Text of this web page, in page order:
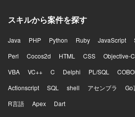
スキルから案件を探す
Java PHP Python Ruby JavaScript
Perl
Cocos2d HTML CSS Objective-C
VBA
VC++ C Delphi PL/SQL COBOL
Actionscript
SQL shell アセンブラ Go
R言語
Apex Dart